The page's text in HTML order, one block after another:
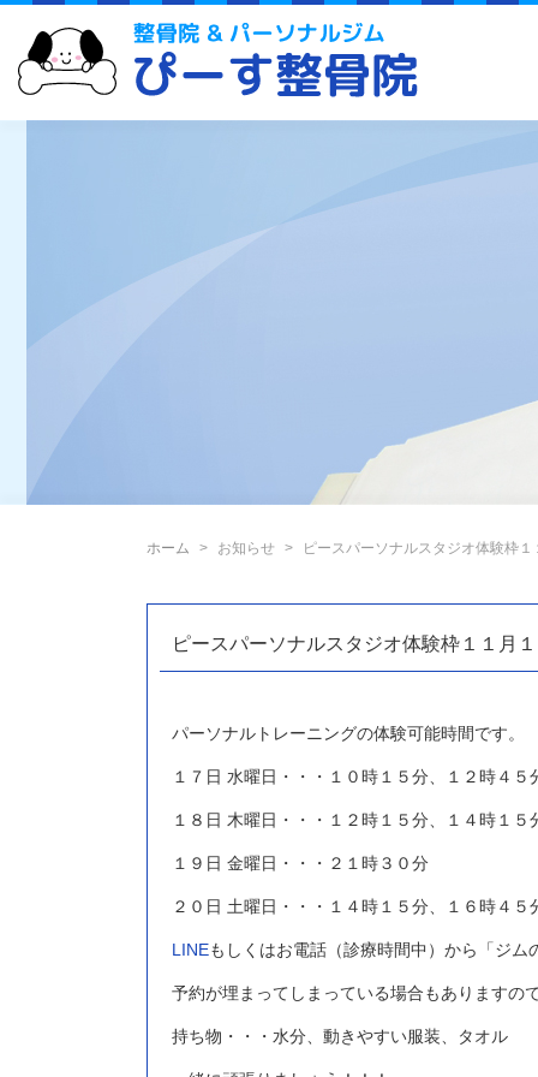
ホーム お知らせ ピースパーソナルスタジオ体験枠
ピースパーソナルスタジオ体験枠１１月
パーソナルトレーニングの体験可能時間です。
１７日 水曜日・・・１０時１５分、１２時４
１８日 木曜日・・・１２時１５分、１４時１５
１９日 金曜日・・・２１時３０分
２０日 土曜日・・・１４時１５分、１６時４５
LINEもしくはお電話（診療時間中）から「ジム
予約が埋まってしまっている場合もありますの
持ち物・・・水分、動きやすい服装、タオル